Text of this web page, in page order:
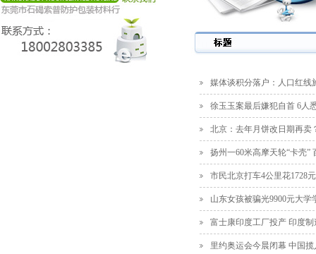
媒体谈积分落户：人口红线
徐玉玉案最后嫌犯自首 6人
北京：去年月饼改日期再卖
扬州一60米高摩天轮“卡壳”
市民北京打车4公里花1728
山东女孩被骗光9900元大学
富士康印度工厂投产 印度
里约奥运会今晨闭幕 中国